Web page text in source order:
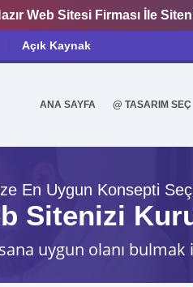
Web Sitesi Firması İle
Açık Kaynak
ANA SAYFA @ TASARIM SEÇ
En Uygun Konsepti
Sitenizi
uygun olanı